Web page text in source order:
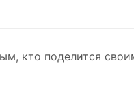
кто поделится